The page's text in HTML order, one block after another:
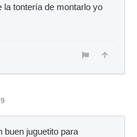
la tontería de montarlo yo
buen juguetito para